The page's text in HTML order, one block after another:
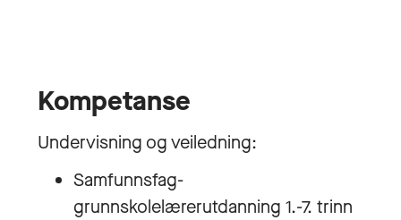
Kompetanse
Undervisning og veiledning:
Samfunnsfag-
grunnskolelærerutdanning 1.-7. trinn